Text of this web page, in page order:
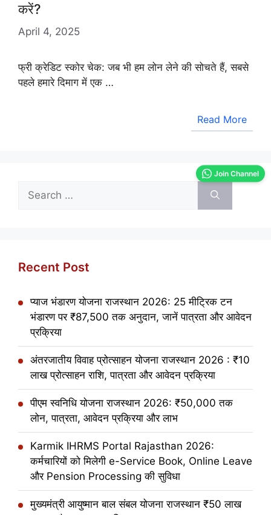
करें?
April 4, 2025
फ्री क्रेडिट स्कोर चेक: जब भी हम लोन लेने की सोचते हैं, सबसे
पहले हमारे दिमाग में एक …
Read More
for:
Recent Post
प्याज भंडारण योजना राजस्थान 2026: 25 मीट्रिक टन
भंडारण पर ₹87,500 तक अनुदान, जानें पात्रता और आवेदन
प्रक्रिया
अंतरजातीय विवाह प्रोत्साहन योजना राजस्थान 2026 : ₹10
लाख प्रोत्साहन राशि, पात्रता और आवेदन प्रक्रिया
पीएम स्वनिधि योजना राजस्थान 2026: ₹50,000 तक
लोन, पात्रता, आवेदन प्रक्रिया और लाभ
Karmik IHRMS Portal Rajasthan 2026:
कर्मचारियों को मिलेगी e-Service Book, Online Leave
और Pension Processing की सुविधा
मुख्यमंत्री आयुष्मान बाल संबल योजना राजस्थान ₹50 लाख
Join Channel